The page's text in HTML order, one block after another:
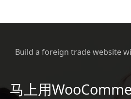
Build a foreign trade website
马上用